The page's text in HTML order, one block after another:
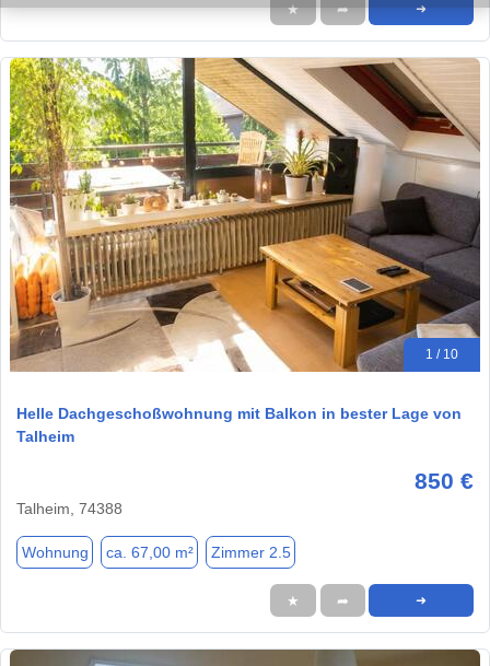
★ ➦ ➜
1 / 10
Helle Dachgeschoßwohnung mit Balkon in bester Lage von
Talheim
850 €
Talheim, 74388
Wohnung ca. 67,00 m² Zimmer 2.5
★ ➦ ➜